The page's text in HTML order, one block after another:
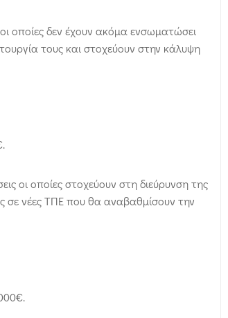
οποίες δεν έχουν ακόμα ενσωματώσει
τους και στοχεύουν στην κάλυψη
οι οποίες στοχεύουν στη διεύρυνση της
σε νέες ΤΠΕ που θα αναβαθμίσουν την